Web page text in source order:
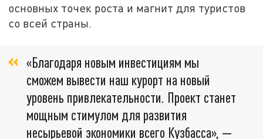
основных точек роста и магнит для туристов
со всей страны.
«Благодаря новым инвестициям мы
сможем вывести наш курорт на новый
уровень привлекательности. Проект станет
мощным стимулом для развития
несырьевой экономики всего Кузбасса», —